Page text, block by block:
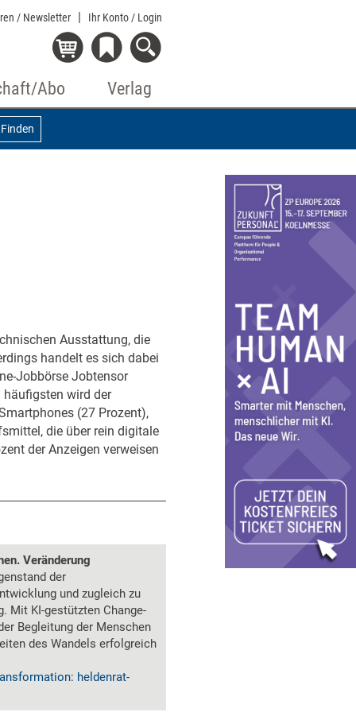
/ Newsletter Ihr Konto / Login
Abo Verlag
Finden
Ausstattung, die
handelt es sich dabei
Jobbörse Jobtensor
häufigsten wird der
(27 Prozent),
die über rein digitale
der Anzeigen verweisen
Veränderung
der
und zugleich zu
Mit KI-gestützten Change-
Begleitung der Menschen
des Wandels erfolgreich
heldenrat-